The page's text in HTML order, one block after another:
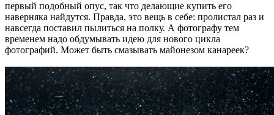
первый подобный опус, так что делающие купить его
наверняка найдутся. Правда, это вещь в себе: пролистал раз и
навсегда поставил пылиться на полку. А фотографу тем
временем надо обдумывать идею для нового цикла
фотографий. Может быть смазывать майонезом канареек?